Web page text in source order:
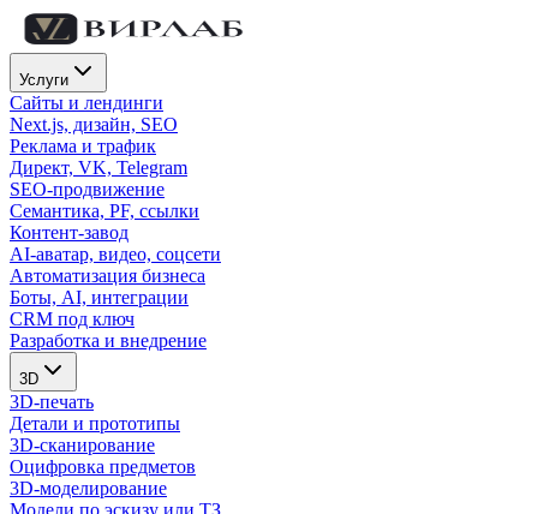
Услуги
Сайты и лендинги
Next.js, дизайн, SEO
Реклама и трафик
Директ, VK, Telegram
SEO-продвижение
Семантика, PF, ссылки
Контент-завод
AI-аватар, видео, соцсети
Автоматизация бизнеса
Боты, AI, интеграции
CRM под ключ
Разработка и внедрение
3D
3D-печать
Детали и прототипы
3D-сканирование
Оцифровка предметов
3D-моделирование
Модели по эскизу или ТЗ